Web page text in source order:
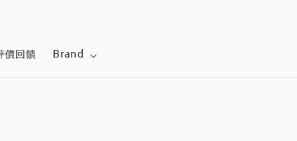
價回饋 Brand